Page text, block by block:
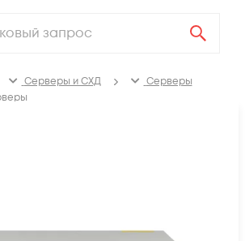
Серверы и СХД
Серверы